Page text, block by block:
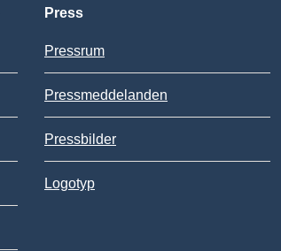
Press
Pressrum
Pressmeddelanden
Pressbilder
Logotyp